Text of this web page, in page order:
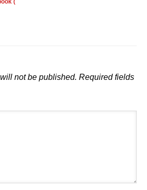
(
not be published. Required fields